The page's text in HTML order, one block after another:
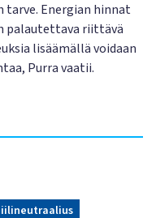
tarve. Energian hinnat
palautettava riittävä
lisäämällä voidaan
Purra vaatii.